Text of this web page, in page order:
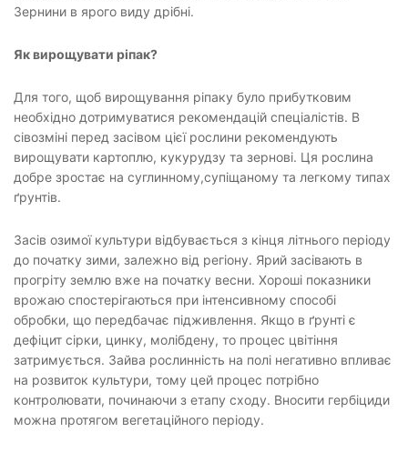
Зернини в ярого виду дрібні.
Як вирощувати ріпак?
Для того, щоб вирощування ріпаку було прибутковим
необхідно дотримуватися рекомендацій спеціалістів. В
сівозміні перед засівом цієї рослини рекомендують
вирощувати картоплю, кукурудзу та зернові. Ця рослина
добре зростає на суглинному,супіщаному та легкому типах
ґрунтів.
Засів озимої культури відбувається з кінця літнього періоду
до початку зими, залежно від регіону. Ярий засівають в
прогріту землю вже на початку весни. Хороші показники
врожаю спостерігаються при інтенсивному способі
обробки, що передбачає підживлення. Якщо в ґрунті є
дефіцит сірки, цинку, молібдену, то процес цвітіння
затримується. Зайва рослинність на полі негативно впливає
на розвиток культури, тому цей процес потрібно
контролювати, починаючи з етапу сходу. Вносити гербіциди
можна протягом вегетаційного періоду.